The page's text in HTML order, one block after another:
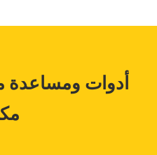
أدوات ومساعدة